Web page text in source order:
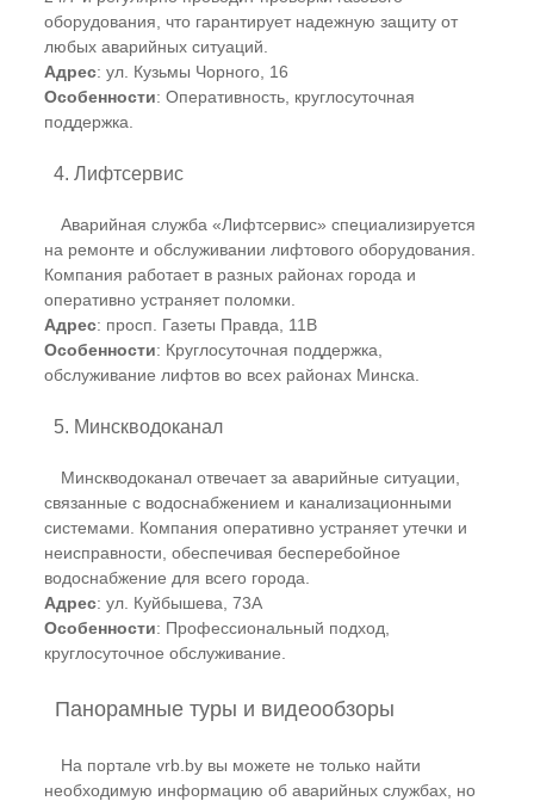
оборудования, что гарантирует надежную защиту от
любых аварийных ситуаций.
Адрес: ул. Кузьмы Чорного, 16
Особенности: Оперативность, круглосуточная
поддержка.
4. Лифтсервис
Аварийная служба «Лифтсервис» специализируется
на ремонте и обслуживании лифтового оборудования.
Компания работает в разных районах города и
оперативно устраняет поломки.
Адрес: просп. Газеты Правда, 11В
Особенности: Круглосуточная поддержка,
обслуживание лифтов во всех районах Минска.
5. Минскводоканал
Минскводоканал отвечает за аварийные ситуации,
связанные с водоснабжением и канализационными
системами. Компания оперативно устраняет утечки и
неисправности, обеспечивая бесперебойное
водоснабжение для всего города.
Адрес: ул. Куйбышева, 73А
Особенности: Профессиональный подход,
круглосуточное обслуживание.
Панорамные туры и видеообзоры
На портале vrb.by вы можете не только найти
необходимую информацию об аварийных службах, но